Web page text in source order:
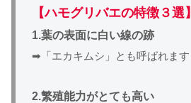
【ハモグリバエの特徴３選】
1.葉の表面に白い線の跡
➡「エカキムシ」とも呼ばれます
2.繁殖能力がとても高い